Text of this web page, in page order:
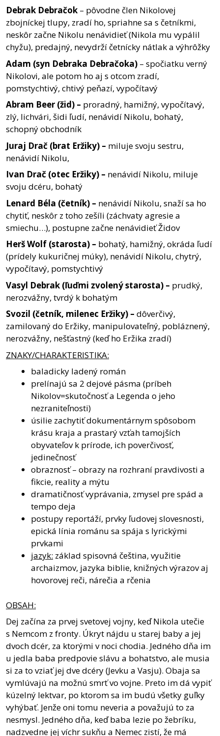
Debrak Debračok – pôvodne člen Nikolovej
zbojníckej tlupy, zradí ho, spriahne sa s četníkmi,
neskôr začne Nikolu nenávidieť (Nikola mu vypálil
chyžu), predajný, nevydrží četnícky nátlak a výhrôžky
Adam (syn Debraka Debračoka) – spočiatku verný
Nikolovi, ale potom ho aj s otcom zradí,
pomstychtivý, chtivý peňazí, vypočítavý
Abram Beer (žid) – proradný, hamižný, vypočítavý,
zlý, lichvári, šidi ľudí, nenávidí Nikolu, bohatý,
schopný obchodník
Juraj Drač (brat Eržiky) – miluje svoju sestru,
nenávidí Nikolu,
Ivan Drač (otec Eržiky) – nenávidí Nikolu, miluje
svoju dcéru, bohatý
Lenard Béla (četník) – nenávidí Nikolu, snaží sa ho
chytiť, neskôr z toho zešíli (záchvaty agresie a
smiechu…), postupne začne nenávidieť Židov
HeršWolf (starosta) – bohatý, hamižný, okráda ľudí
(prídely kukuričnej múky), nenávidí Nikolu, chytrý,
vypočítavý, pomstychtivý
Vasyl Debrak (ľuďmi zvolenýstarosta) – prudký,
nerozvážny, tvrdý k bohatým
Svozil (četník, milenec Eržiky) – dôverčivý,
zamilovaný do Eržiky, manipulovateľný, pobláznený,
nerozvážny, nešťastný (keď ho Eržika zradí)
ZNAKY/CHARAKTERISTIKA:
baladicky ladený román
prelínajú sa 2 dejové pásma (príbeh
Nikolov=skutočnosť a Legenda o jeho
nezraniteľnosti)
úsilie zachytiť dokumentárnym spôsobom
krásu kraja a prastarý vzťah tamojších
obyvateľov k prírode, ich poverčivosť,
jedinečnosť
obraznosť – obrazy na rozhraní pravdivosti a
fikcie, reality a mýtu
dramatičnosť vyprávania, zmysel pre spád a
tempo deja
postupy reportáží, prvky ľudovej slovesnosti,
epická línia románu sa spája s lyrickými
prvkami
jazyk: základ spisovná čeština, využitie
archaizmov, jazyka biblie, knižných výrazov aj
hovorovej reči, nárečia a rčenia
OBSAH:
Dej začína za prvej svetovej vojny, keď Nikola utečie
s Nemcom z fronty. Úkryt nájdu u starej baby a jej
dvoch dcér, za ktorými v noci chodia. Jedného dňa im
u jedla baba predpovie slávu a bohatstvo, ale musia
si za to vziať jej dve dcéry (Jevku a Vasju). Obaja sa
vymlúvajú na možnú smrť vo vojne. Preto im dá vypiť
kúzelný lektvar, po ktorom sa im budú všetky guľky
vyhýbať. Jenže oni tomu neveria a považujú to za
nesmysl. Jedného dňa, keď baba lezie po žebríku,
nadzvedne jej víchr sukňu a Nemec zistí, že má